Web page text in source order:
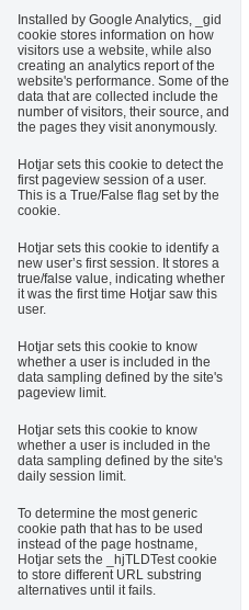
Installed by Google Analytics, _gid
cookie stores information on how
visitors use a website, while also
creating an analytics report of the
website's performance. Some of the
data that are collected include the
number of visitors, their source, and
the pages they visit anonymously.
Hotjar sets this cookie to detect the
first pageview session of a user.
This is a True/False flag set by the
cookie.
Hotjar sets this cookie to identify a
new user’s first session. It stores a
true/false value, indicating whether
it was the first time Hotjar saw this
user.
Hotjar sets this cookie to know
whether a user is included in the
data sampling defined by the site's
pageview limit.
Hotjar sets this cookie to know
whether a user is included in the
data sampling defined by the site's
daily session limit.
To determine the most generic
cookie path that has to be used
instead of the page hostname,
Hotjar sets the _hjTLDTest cookie
to store different URL substring
alternatives until it fails.